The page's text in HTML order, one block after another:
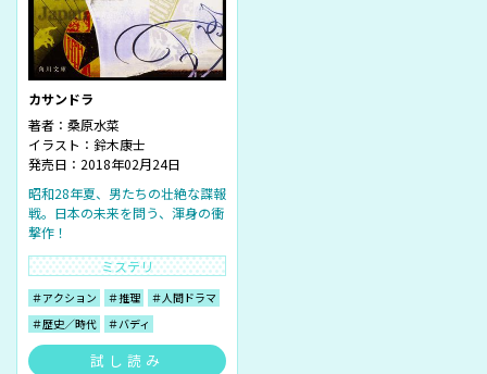
カサンドラ
著者： 桑原水菜
イラスト： 鈴木康士
発売日：2018年02月24日
昭和28年夏、男たちの壮絶な諜報
戦。日本の未来を問う、渾身の衝
撃作！
ミステリ
＃アクション ＃推理
＃人間ドラマ
＃歴史／時代
＃バディ
試し読み